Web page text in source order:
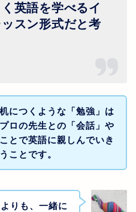
英語を学べるイ
スン形式だと考
につくような「勉強」は
ロの先生との「会話」や
とで英語に親しんでいき
ことです。
りも、一緒に